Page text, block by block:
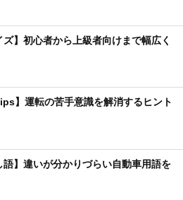
ズ】初心者から上級者向けまで幅広く
】運転の苦手意識を解消するヒント
語】違いが分かりづらい自動車用語を